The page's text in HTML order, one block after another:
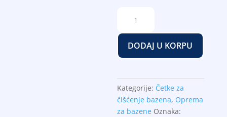
Nero
trouglasta
količina
DODAJ U KORPU
Kategorije: Četke za
čišćenje bazena, Oprema
za bazene Oznaka: